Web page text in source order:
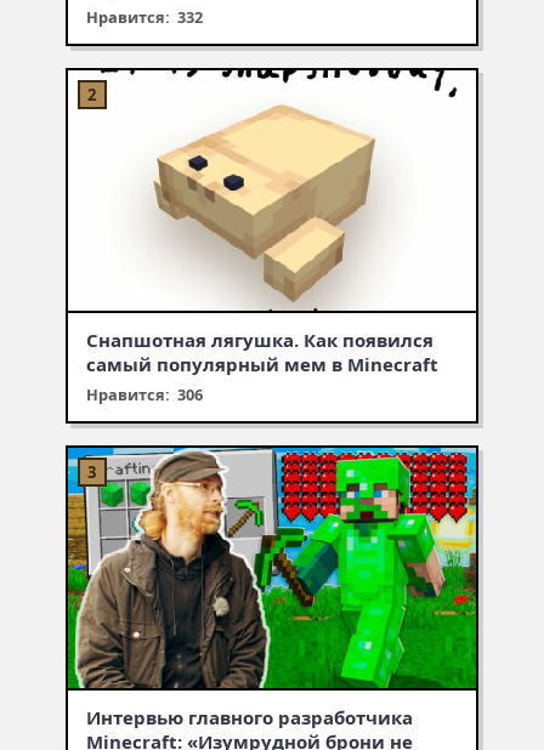
Нравится: 332
Снапшотная лягушка. Как появился
самый популярный мем в Minecraft
Нравится: 306
Интервью главного разработчика
Minecraft: «Изумрудной брони не